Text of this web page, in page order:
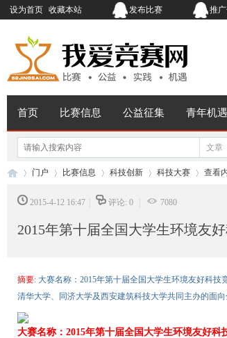
设为首页 收藏本站 发布比赛 推
首页 比赛信息 公益征集 青年机遇
文章
›
门户
›
比赛信息
›
科技创新
›
科技大赛
›
查看
2015-4-12 16:47 评论: 0 7080
2015年第十届全国大学生环境友
摘要: 大赛名称：2015年第十届全国大学生环境友好科
清华大学、同济大学及西安建筑科技大学共同主办的面
大赛名称：2015年第十届全国大学生环境友好科